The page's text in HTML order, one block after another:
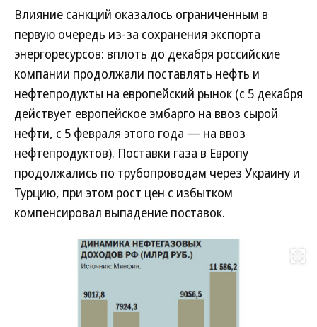
Влияние санкций оказалось ограниченным в
первую очередь из-за сохранения экспорта
энергоресурсов: вплоть до декабря российские
компании продолжали поставлять нефть и
нефтепродукты на европейский рынок (с 5 декабря
действует европейское эмбарго на ввоз сырой
нефти, с 5 февраля этого года — на ввоз
нефтепродуктов). Поставки газа в Европу
продолжались по трубопроводам через Украину и
Турцию, при этом рост цен с избытком
компенсировал выпадение поставок.